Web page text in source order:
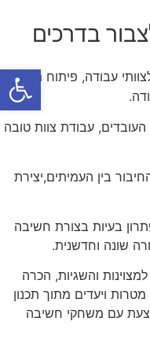
בדרכים
עבודה, פיתוח מנהלים
העובדים, עבודת צוות טובה
בין העמיתים,יצירת
בעיות בצורת חשיבה
שונה וחדשנית.
והשגיות, הכרה
ויעדים מתוך תכנון
עם משחקי חשיבה
פתח